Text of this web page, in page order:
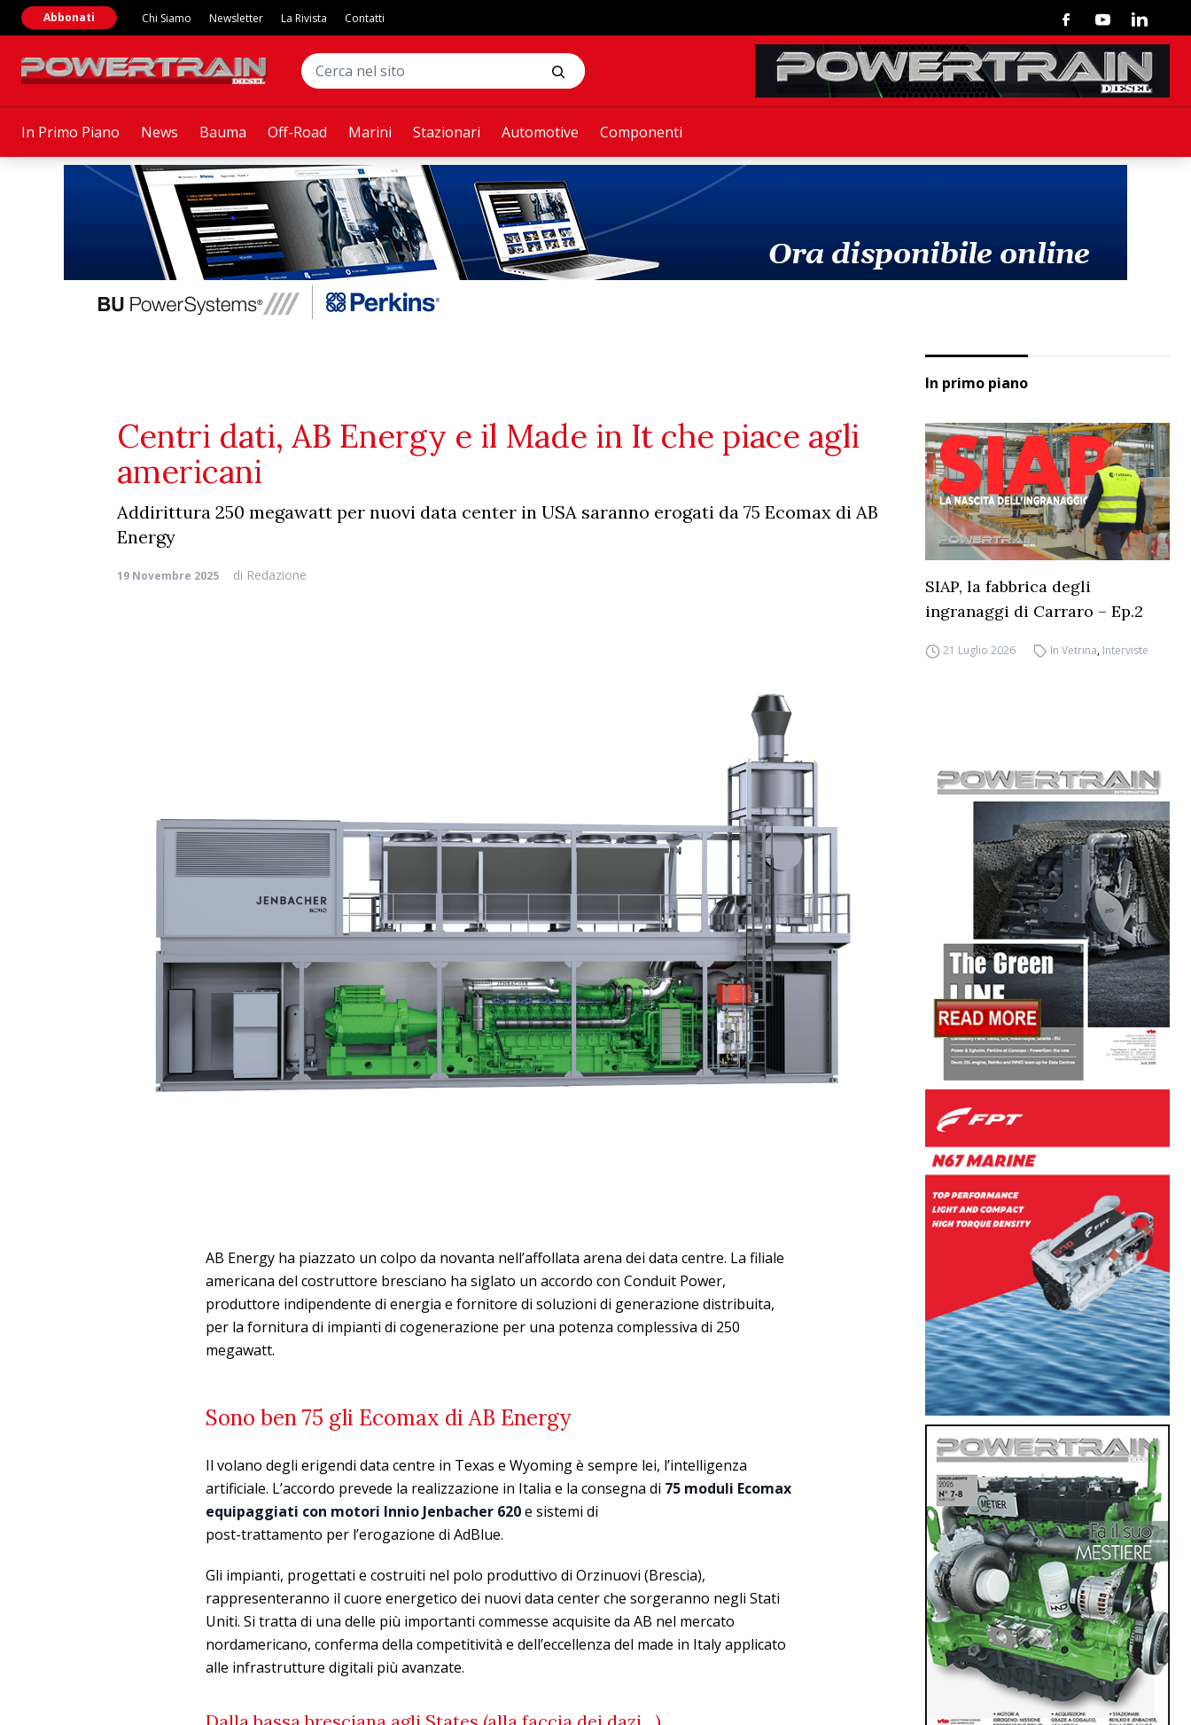
In Primo Piano News Bauma Off-Road Marini Stazionari Automotive Componenti
Abbonati Chi Siamo Newsletter La Rivista Contatti FacebookYoutubeLinkedin
Centri dati, AB Energy e il Made in It che piace agli
americani
Addirittura 250 megawatt per nuovi data center in USA saranno erogati da 75 Ecomax di AB
Energy
19 Novembre 2025 di Redazione
AB Energy ha piazzato un colpo da novanta nell’affollata arena dei data centre. La filiale
americana del costruttore bresciano ha siglato un accordo con Conduit Power,
produttore indipendente di energia e fornitore di soluzioni di generazione distribuita,
per la fornitura di impianti di cogenerazione per una potenza complessiva di 250
megawatt.
Sono ben 75 gli Ecomax di AB Energy
Il volano degli erigendi data centre in Texas e Wyoming è sempre lei, l’intelligenza
artificiale. L’accordo prevede la realizzazione in Italia e la consegna di 75 moduli Ecomax
equipaggiati con motori Innio Jenbacher 620e sistemi di
post-trattamento per l’erogazione di AdBlue.
Gli impianti, progettati e costruiti nel polo produttivo di Orzinuovi (Brescia),
rappresenteranno il cuore energetico dei nuovi data center che sorgeranno negli Stati
Uniti. Si tratta di una delle più importanti commesse acquisite da AB nel mercato
nordamericano, conferma della competitività e dell’eccellenza del made in Italy applicato
alle infrastrutture digitali più avanzate.
In primo piano
SIAP, la fabbrica degli
ingranaggi di Carraro – Ep.2
21 Luglio 2026 In Vetrina, Interviste